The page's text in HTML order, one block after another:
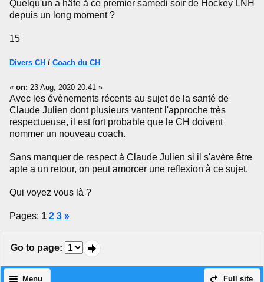
Quelqu'un a hâte à ce premier samedi soir de Hockey LNH
depuis un long moment ?
15
Divers CH / Coach du CH
« on: 23 Aug, 2020 20:41 »
Avec les évènements récents au sujet de la santé de
Claude Julien dont plusieurs vantent l'approche très
respectueuse, il est fort probable que le CH doivent
nommer un nouveau coach.
Sans manquer de respect à Claude Julien si il s'avère être
apte a un retour, on peut amorcer une reflexion à ce sujet.
Qui voyez vous là ?
Pages: 1 2 3 »
Go to page:
Full site
Menu